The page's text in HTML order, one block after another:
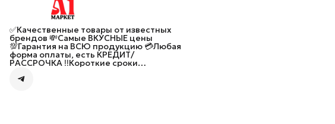
✅Качественные товары от известных
брендов 💸Самые ВКУСНЫЕ цены
💯Гарантия на ВСЮ продукцию 💳Любая
форма оплаты, есть КРЕДИТ/
РАССРОЧКА ‼️Короткие сроки